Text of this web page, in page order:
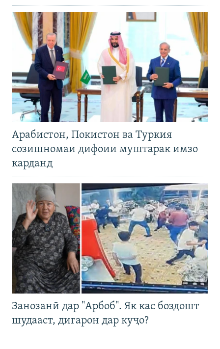
Арабистон, Покистон ва Туркия
созишномаи дифоии муштарак имзо
карданд
Занозанӣ дар "Арбоб". Як кас боздошт
шудааст, дигарон дар куҷо?